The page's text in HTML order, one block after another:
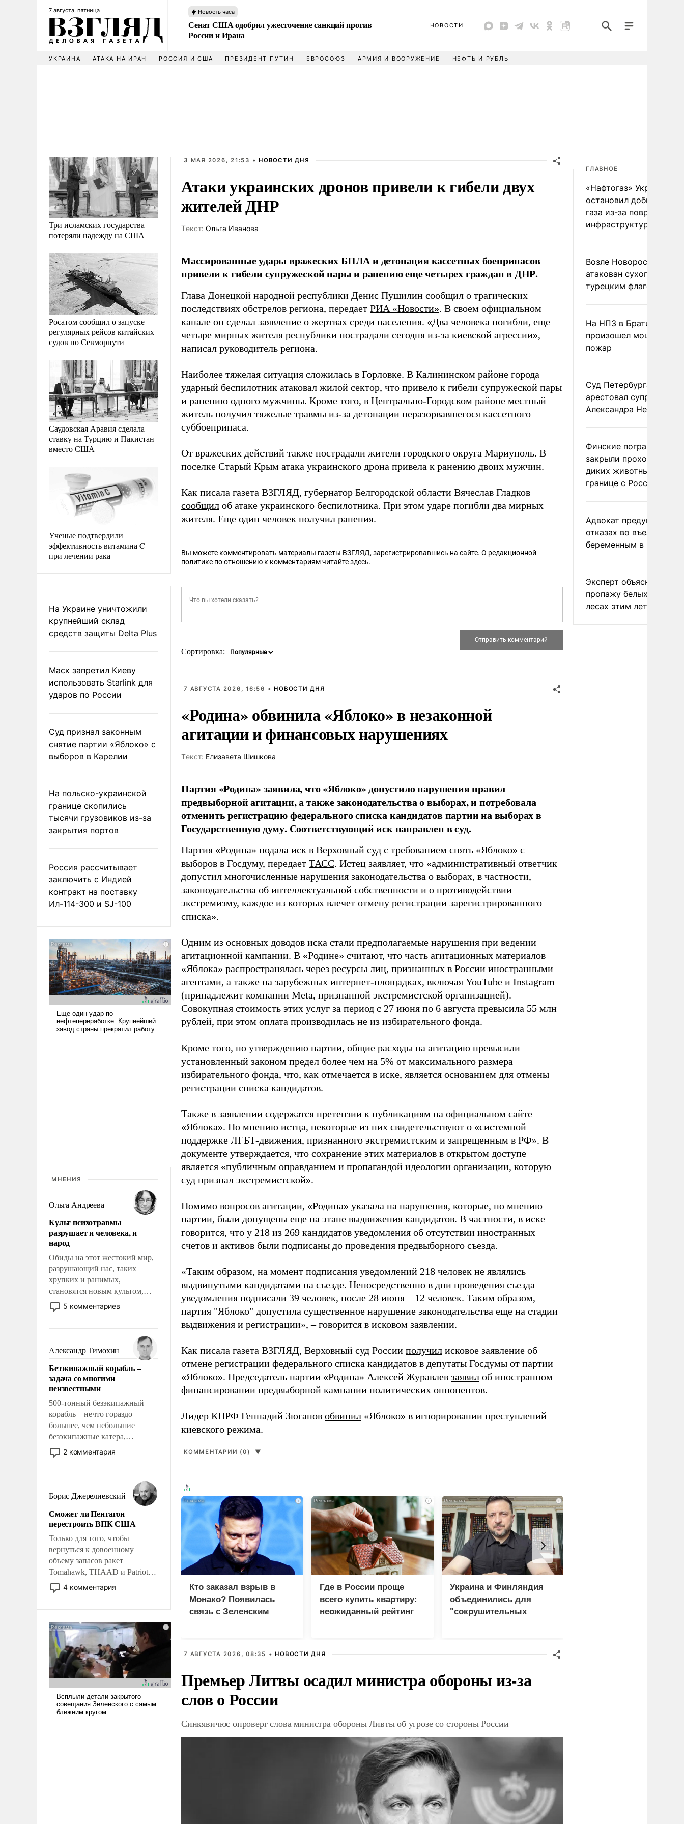
7 августа, пятница Новость часа
Сенат США одобрил ужесточение санкций против
России и Ирана
НОВОСТИ
УКРАИНА АТАКА НА ИРАН РОССИЯ И США ПРЕЗИДЕНТ ПУТИН ЕВРОСОЮЗ АРМИЯ И ВООРУЖЕНИЕ НЕФТЬ И РУБЛЬ
Три исламских государства
потеряли надежду на США
Росатом сообщил о запуске
регулярных рейсов китайских
судов по Севморпути
Саудовская Аравия сделала
ставку на Турцию и Пакистан
вместо США
Ученые подтвердили
эффективность витамина C
при лечении рака
На Украине уничтожили
крупнейший склад
средств защиты Delta Plus
Маск запретил Киеву
использовать Starlink для
ударов по России
Суд признал законным
снятие партии «Яблоко» с
выборов в Карелии
На польско-украинской
границе скопились
тысячи грузовиков из-за
закрытия портов
Россия рассчитывает
заключить с Индией
контракт на поставку
Ил-114-300 и SJ-100
МНЕНИЯ
Ольга Андреева
Культ психотравмы
разрушает и человека, и
народ
Обиды на этот жестокий мир,
разрушающий нас, таких
хрупких и ранимых,
становятся новым культом,
постепенно вытесняя и
отменяя традиционное
мужественным и твердым под
ударами судьбы, брать на себя
ответственность, помогать
слабым, идти вперед и
адаптироваться.
5 комментариев
Александр Тимохин
Безэкипажный корабль –
задача со многими
неизвестными
500-тонный безэкипажный
корабль – нечто гораздо
большее, чем небольшие
безэкипажные катера,
применение которых уже
стало обыденностью. Задача по
сложна и амбициозна. Однако
и ее реализация радикально
поднимет наши боевые
возможности.
2 комментария
Борис Джерелиевский
Сможет ли Пентагон
перестроить ВПК США
Только для того, чтобы
вернуться к довоенному
объему запасов ракет
Tomahawk, THAAD и Patriot
США потребуется более трех
лет. Даже небольшая война с
Сложившаяся ситуация
означает многолетний период
уязвимости США, например,
перед Китаем.
4 комментария
3 МАЯ 2026, 21:53 • НОВОСТИ ДНЯ
Атаки украинских дронов привели к гибели двух
жителей ДНР
Tекст: Ольга Иванова
Массированные удары вражеских БПЛА и детонация кассетных боеприпасов
привели к гибели супружеской пары и ранению еще четырех граждан в ДНР.
Глава Донецкой народной республики Денис Пушилин сообщил о трагических
последствиях обстрелов региона, передает РИА «Новости». В своем официальном
канале он сделал заявление о жертвах среди населения. «Два человека погибли, еще
четыре мирных жителя республики пострадали сегодня из-за киевской агрессии», –
написал руководитель региона.
Наиболее тяжелая ситуация сложилась в Горловке. В Калининском районе города
ударный беспилотник атаковал жилой сектор, что привело к гибели супружеской пары
и ранению одного мужчины. Кроме того, в Центрально-Городском районе местный
житель получил тяжелые травмы из-за детонации неразорвавшегося кассетного
суббоеприпаса.
От вражеских действий также пострадали жители городского округа Мариуполь. В
поселке Старый Крым атака украинского дрона привела к ранению двоих мужчин.
Как писала газета ВЗГЛЯД, губернатор Белгородской области Вячеслав Гладков
сообщил об атаке украинского беспилотника. При этом ударе погибли два мирных
жителя. Еще один человек получил ранения.
Вы можете комментировать материалы газеты ВЗГЛЯД, зарегистрировавшись на сайте. О редакционной
политике по отношению к комментариям читайтездесь.
Сортировка:
7 АВГУСТА 2026, 16:56 • НОВОСТИ ДНЯ
«Родина» обвинила «Яблоко» в незаконной
агитации и финансовых нарушениях
Tекст: Елизавета Шишкова
Партия «Родина» заявила, что «Яблоко» допустило нарушения правил
предвыборной агитации, а также законодательства о выборах, и потребовала
отменить регистрацию федерального списка кандидатов партии на выборах в
Государственную думу. Соответствующий иск направлен в суд.
Партия «Родина» подала иск в Верховный суд с требованием снять «Яблоко» с
выборов в Госдуму, передает ТАСС. Истец заявляет, что «административный ответчик
допустил многочисленные нарушения законодательства о выборах, в частности,
законодательства об интеллектуальной собственности и о противодействии
экстремизму, каждое из которых влечет отмену регистрации зарегистрированного
списка».
Одним из основных доводов иска стали предполагаемые нарушения при ведении
агитационной кампании. В «Родине» считают, что часть агитационных материалов
«Яблока» распространялась через ресурсы лиц, признанных в России иностранными
агентами, а также на зарубежных интернет-площадках, включая YouTube и Instagram
(принадлежит компании Meta, признанной экстремистской организацией).
Совокупная стоимость этих услуг за период с 27 июня по 6 августа превысила 55 млн
рублей, при этом оплата производилась не из избирательного фонда.
Кроме того, по утверждению партии, общие расходы на агитацию превысили
установленный законом предел более чем на 5% от максимального размера
избирательного фонда, что, как отмечается в иске, является основанием для отмены
регистрации списка кандидатов.
Также в заявлении содержатся претензии к публикациям на официальном сайте
«Яблока». По мнению истца, некоторые из них свидетельствуют о «системной
поддержке ЛГБТ-движения, признанного экстремистским и запрещенным в РФ». В
документе утверждается, что сохранение этих материалов в открытом доступе
является «публичным оправданием и пропагандой идеологии организации, которую
суд признал экстремистской».
Помимо вопросов агитации, «Родина» указала на нарушения, которые, по мнению
партии, были допущены еще на этапе выдвижения кандидатов. В частности, в иске
говорится, что у 218 из 269 кандидатов уведомления об отсутствии иностранных
счетов и активов были подписаны до проведения предвыборного съезда.
«Таким образом, на момент подписания уведомлений 218 человек не являлись
выдвинутыми кандидатами на съезде. Непосредственно в дни проведения съезда
уведомления подписали 39 человек, после 28 июня – 12 человек. Таким образом,
партия "Яблоко" допустила существенное нарушение законодательства еще на стадии
выдвижения и регистрации», – говорится в исковом заявлении.
Как писала газета ВЗГЛЯД, Верховный суд России получил исковое заявление об
отмене регистрации федерального списка кандидатов в депутаты Госдумы от партии
«Яблоко». Председатель партии «Родина» Алексей Журавлев заявил об иностранном
финансировании предвыборной кампании политических оппонентов.
Лидер КПРФ Геннадий Зюганов обвинил «Яблоко» в игнорировании преступлений
киевского режима.
КОММЕНТАРИИ (0) ▼
i
Кто заказал взрыв в
Монако? Появилась
связь с Зеленским
i
Где в России проще
всего купить квартиру:
неожиданный рейтинг
i
Украина и Финляндия
объединились для
"сокрушительных
7 АВГУСТА 2026, 08:35 • НОВОСТИ ДНЯ
Премьер Литвы осадил министра обороны из-за
слов о России
Синкявичюс опроверг слова министра обороны Ливты об угрозе со стороны России
ГЛАВНОЕ
«Нафтогаз» Украины
остановил добычу
газа из-за повреждения
инфраструктуры
Возле Новороссийска
атакован сухогруз под
турецким флагом
На НПЗ в Братиславе
произошел мощный
пожар
Суд Петербурга заочно
арестовал супругу
Александра Невзорова
Финские пограничники
закрыли проходы для
диких животных на
границе с Россией
Адвокат предупредил
отказах во въезде
беременным в США
Эксперт объяснил
пропажу белых грибов
лесах этим летом